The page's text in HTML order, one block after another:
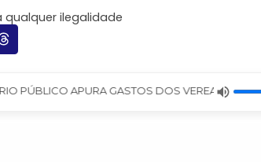
ilegalidade
PÚBLICO APURA GASTOS DOS VEREADORES